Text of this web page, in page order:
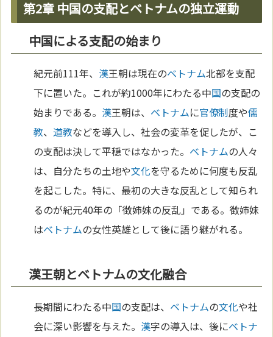
第2章 中国の支配とベトナムの独立運動
中国による支配の始まり
紀元前111年、 漢王朝は現在のベトナム北部を支配
下に置いた。これが約1000年にわたる中国の支配の
始まりである。 漢王朝は、 ベトナムに官僚制度や儒
教、道教などを導入し、社会の変革を促したが、こ
の支配は決して平穏ではなかった。 ベトナムの人々
は、自分たちの土地や文化を守るために何度も反乱
を起こした。特に、最初の大きな反乱として知られ
るのが紀元40年の「徴姉妹の反乱」である。徴姉妹
はベトナムの女性英雄として後に語り継がれる。
漢王朝とベトナムの文化融合
長期間にわたる中国の支配は、 ベトナムの文化や社
会に深い影響を与えた。 漢字の導入は、後にベトナ